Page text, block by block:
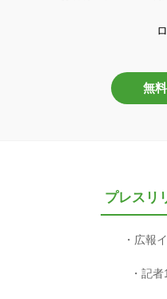
無
プレスリ
広報
記者